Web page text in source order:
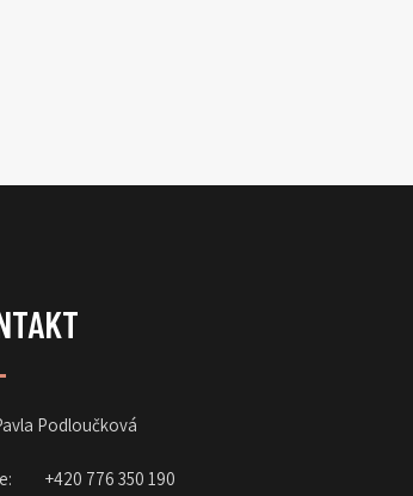
Podloučková
+420 776 350 190